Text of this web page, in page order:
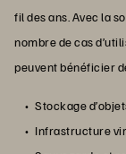
fil des ans. Avec la
nombre de cas
peuvent bénéficier
Stockage
Infrastructure